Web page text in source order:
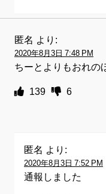
匿名 より:
2020年8月3日 7:48 PM
ちーとよりもおれの
139 6
匿名 より:
2020年8月3日 7:52 PM
通報しました